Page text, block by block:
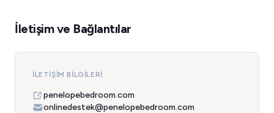
İletişim ve Bağlantılar
İLETIŞIM BILGILERI
penelopebedroom.com
onlinedestek@penelopebedroom.com